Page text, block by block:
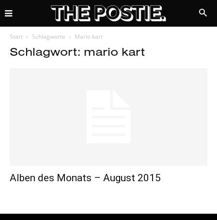
Start Schlagworte Mario kart
Schlagwort: mario kart
Alben des Monats – August 2015